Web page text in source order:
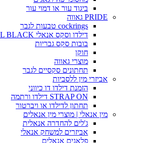
ביגוד עור או דמוי עור
PRIDE גאווה
cockrings טבעות לגבר
דילדו וסקס אנאלי ALL BLACK
בובות סקס גבריות
חוקן
מוצרי גאווה
תחתונים סקסיים לגבר
אביזרי מין ללסביות
הזמנת דילדו דו כיווני
STRAP ON דילדו ורתמה
תחתון לדילדו או ויברטור
מין אנאלי | מוצרי מין אנאלים
ג'לים להחדרה אנאלית
אביזרים למשחק אנאלי
פלאגים אנאלים